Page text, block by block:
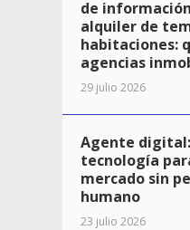
de
alquiler de
habitaciones:
agencias
29 julio 2026
Agente
tecnología
mercado sin
humano
23 julio 2026